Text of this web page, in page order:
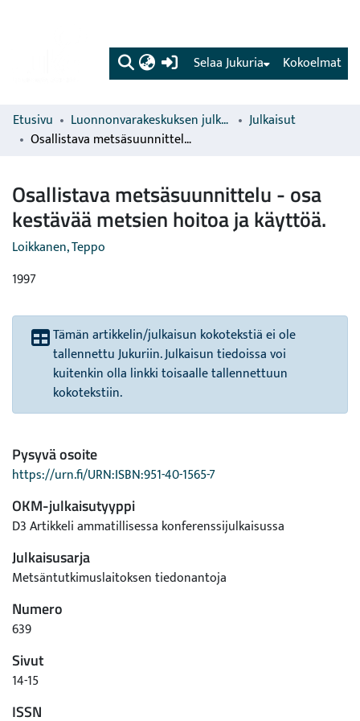
(current) Kokoelmat
Selaa Jukuria
Etusivu Luonnonvarakeskuksen julkaisut
Julkaisut
Osallistava metsäsuunnittelu - osa kestävää metsien hoitoa ja käyttöä.
Osallistava metsäsuunnittelu - osa
kestävää metsien hoitoa ja käyttöä.
Loikkanen, Teppo
1997
Tämän artikkelin/julkaisun kokotekstiä ei ole
tallennettu Jukuriin. Julkaisun tiedoissa voi
kuitenkin olla linkki toisaalle tallennettuun
kokotekstiin.
Pysyvä osoite
https://urn.fi/URN:ISBN:951-40-1565-7
OKM-julkaisutyyppi
D3 Artikkeli ammatillisessa konferenssijulkaisussa
Julkaisusarja
Metsäntutkimuslaitoksen tiedonantoja
Numero
639
Sivut
14-15
ISSN